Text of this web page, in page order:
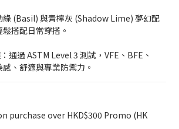
綠 (Basil) 與青檸灰 (Shadow Lime) 夢幻配
搭配日常穿搭。
通過 ASTM Level 3 測試，VFE、BFE、
、舒適與專業防禦力。
purchase over HKD$300 Promo (HK